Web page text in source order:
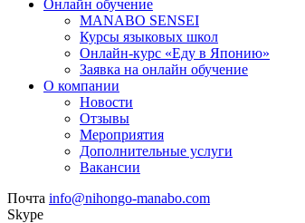
Онлайн обучение
MANABO SENSEI
Курсы языковых школ
Онлайн-курс «Еду в Японию»
Заявка на онлайн обучение
О компании
Новости
Отзывы
Мероприятия
Дополнительные услуги
Вакансии
Почта info@nihongo-manabo.com
Skype